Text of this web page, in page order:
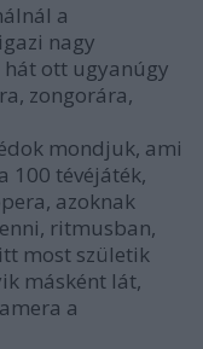
a
nagy
ott ugyanúgy
zongorára,
mondjuk, ami
100 tévéjáték,
azoknak
ritmusban,
most születik
másként lát,
a